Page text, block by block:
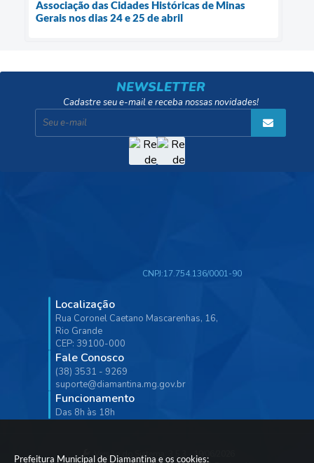
Prefeitura Municipal de Diamantina e os cookies:
Associação das Cidades Históricas de Minas
Gerais nos dias 24 e 25 de abril
NEWSLETTER
Cadastre seu e-mail e receba nossas novidades!
Localização
Rua Coronel Caetano Mascarenhas, 16,
Rio Grande
CEP: 39100-000
Fale Conosco
(38) 3531 - 9269
suporte@diamantina.mg.gov.br
Funcionamento
Das 8h às 18h
CNPJ:17.754.136/0001-90
Versão do Sistema:
3.5.3 - 19/06/2026